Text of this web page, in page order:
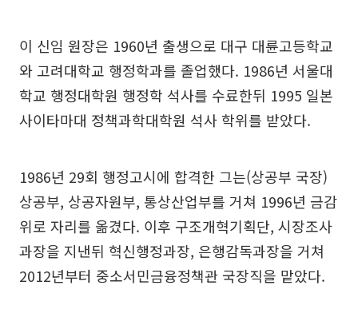
이 신임 원장은 1960년 출생으로 대구 대륜고등학교
와 고려대학교 행정학과를 졸업했다. 1986년 서울대
학교 행정대학원 행정학 석사를 수료한뒤 1995 일본
사이타마대 정책과학대학원 석사 학위를 받았다.
1986년 29회 행정고시에 합격한 그는(상공부 국장)
상공부, 상공자원부, 통상산업부를 거쳐 1996년 금감
위로 자리를 옮겼다. 이후 구조개혁기획단, 시장조사
과장을 지낸뒤 혁신행정과장, 은행감독과장을 거쳐
2012년부터 중소서민금융정책관 국장직을 맡았다.